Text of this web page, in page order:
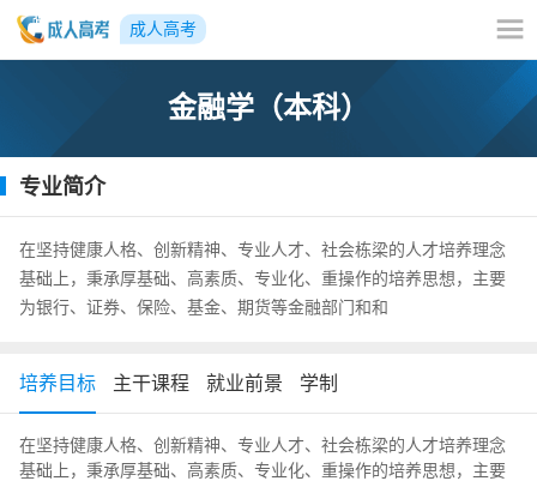
成人高考
金融学（本科）
专业简介
在坚持健康人格、创新精神、专业人才、社会栋梁的人才培养理念
基础上，秉承厚基础、高素质、专业化、重操作的培养思想，主要
为银行、证券、保险、基金、期货等金融部门和和
培养目标 主干课程 就业前景 学制
在坚持健康人格、创新精神、专业人才、社会栋梁的人才培养理念
基础上，秉承厚基础、高素质、专业化、重操作的培养思想，主要